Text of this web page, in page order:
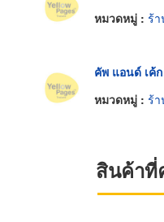
หมวดหมู่ : ร้า
คัพ แอนด์ เค้ก
หมวดหมู่ : ร้า
สินค้าที่